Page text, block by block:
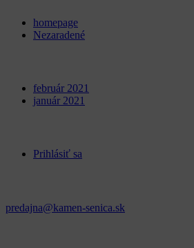
homepage
Nezaradené
február 2021
január 2021
Prihlásiť sa
predajna@kamen-senica.sk